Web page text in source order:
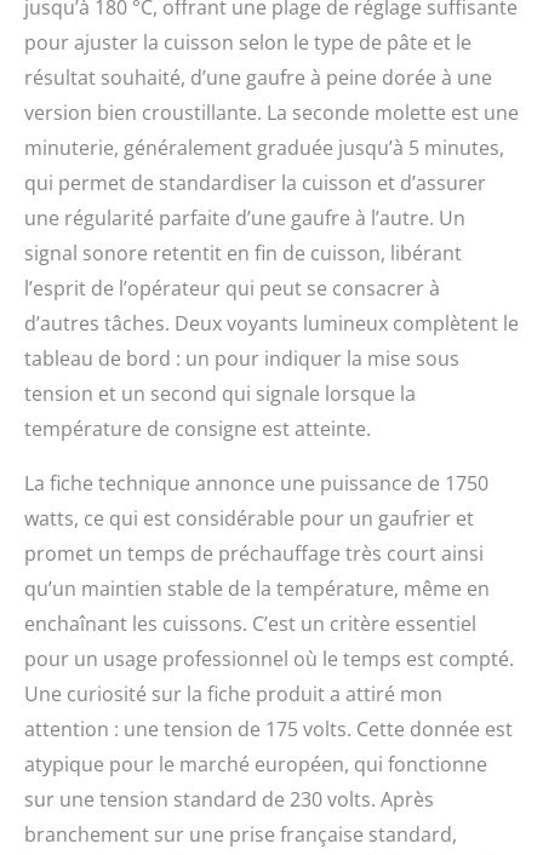
jusqu’à 180 °C, offrant une plage de réglage suffisante
pour ajuster la cuisson selon le type de pâte et le
résultat souhaité, d’une gaufre à peine dorée à une
version bien croustillante. La seconde molette est une
minuterie, généralement graduée jusqu’à 5 minutes,
qui permet de standardiser la cuisson et d’assurer
une régularité parfaite d’une gaufre à l’autre. Un
signal sonore retentit en fin de cuisson, libérant
l’esprit de l’opérateur qui peut se consacrer à
d’autres tâches. Deux voyants lumineux complètent le
tableau de bord : un pour indiquer la mise sous
tension et un second qui signale lorsque la
température de consigne est atteinte.
La fiche technique annonce une puissance de 1750
watts, ce qui est considérable pour un gaufrier et
promet un temps de préchauffage très court ainsi
qu’un maintien stable de la température, même en
enchaînant les cuissons. C’est un critère essentiel
pour un usage professionnel où le temps est compté.
Une curiosité sur la fiche produit a attiré mon
attention : une tension de 175 volts. Cette donnée est
atypique pour le marché européen, qui fonctionne
sur une tension standard de 230 volts. Après
branchement sur une prise française standard,